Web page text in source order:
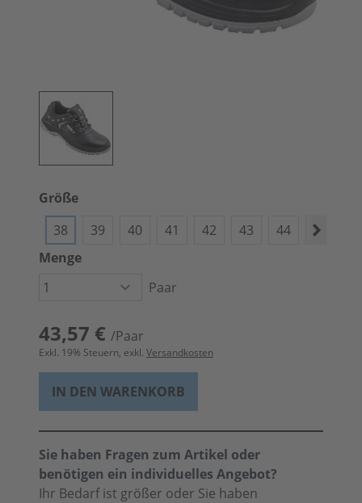
Größe
38
39 40 41 42 43 44 45
Menge
Paar
43,57 € /Paar
Exkl. 19% Steuern, exkl. Versandkosten
IN DEN WARENKORB
Sie haben Fragen zum Artikel oder
benötigen ein individuelles Angebot?
Ihr Bedarf ist größer oder Sie haben